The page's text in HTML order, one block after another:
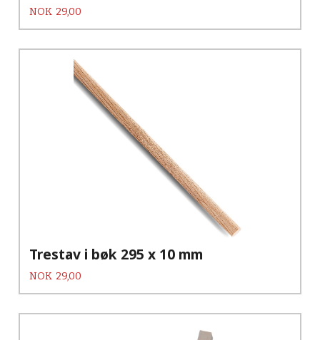
Pris
NOK 29,00
Trestav i bøk 295 x 10 mm
Pris
NOK 29,00